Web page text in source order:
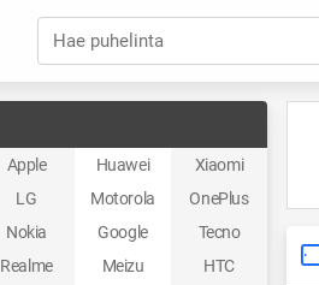
Hae puhelinta
Apple Huawei
Xiaomi
LG Motorola
OnePlus
Nokia Google
Tecno
Realme Meizu
HTC